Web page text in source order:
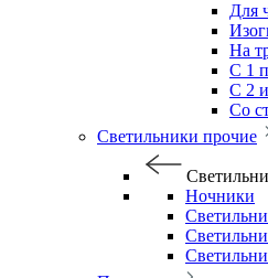
Для
На
С 1
С 2
Со
Светильники прочие
Ночники